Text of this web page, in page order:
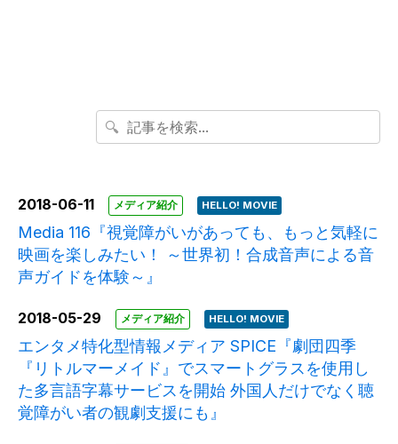
🔍
2018-06-11 メディア紹介 HELLO! MOVIE
Media 116『視覚障がいがあっても、もっと気軽に
映画を楽しみたい！ ～世界初！合成音声による音
声ガイドを体験～』
2018-05-29 メディア紹介 HELLO! MOVIE
エンタメ特化型情報メディア SPICE『劇団四季
『リトルマーメイド』でスマートグラスを使用し
た多言語字幕サービスを開始 外国人だけでなく聴
覚障がい者の観劇支援にも』